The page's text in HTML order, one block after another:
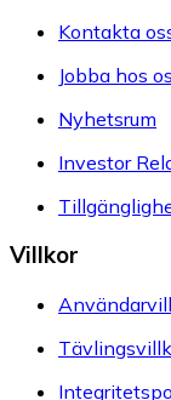
Kontakta
Jobba hos
Nyhetsrum
Investor
Villkor